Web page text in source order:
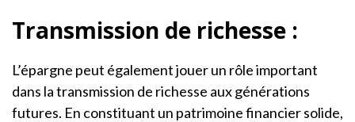
Transmission de richesse :
L’épargne peut également jouer un rôle important
dans la transmission de richesse aux générations
futures. En constituant un patrimoine financier solide,